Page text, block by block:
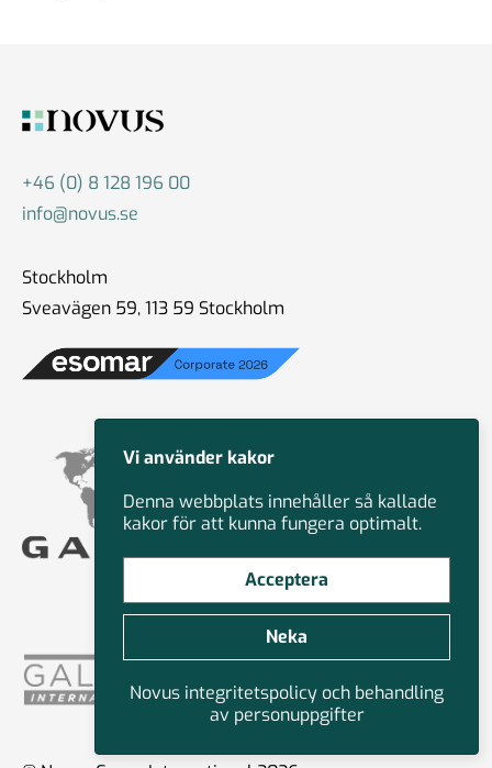
+46 (0) 8 128 196 00
info@novus.se
Stockholm
Sveavägen 59, 113 59 Stockholm
Vi använder kakor
Denna webbplats innehåller så kallade
kakor för att kunna fungera optimalt.
Acceptera
Neka
Novus integritetspolicy och behandling
av personuppgifter